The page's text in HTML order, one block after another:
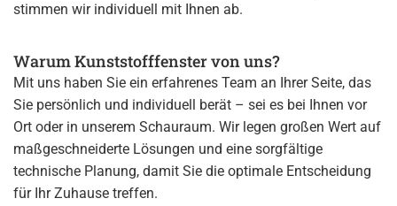
stimmen wir individuell mit Ihnen ab.
Warum Kunststofffenster von uns?
Mit uns haben Sie ein erfahrenes Team an Ihrer Seite, das
Sie persönlich und individuell berät – sei es bei Ihnen vor
Ort oder in unserem Schauraum. Wir legen großen Wert auf
maßgeschneiderte Lösungen und eine sorgfältige
technische Planung, damit Sie die optimale Entscheidung
für Ihr Zuhause treffen.